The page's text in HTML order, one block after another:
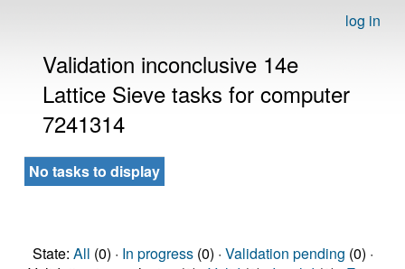
log in
Validation inconclusive 14e
Lattice Sieve tasks for computer
7241314
No tasks to display
State: All (0) · In progress(0) · Validation pending (0) ·